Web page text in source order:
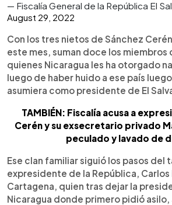
— Fiscalía General de la República El
August 29, 2022
Con los tres nietos de Sánchez
este mes, suman doce los miembros
quienes Nicaragua les ha otorgado
luego de haber huido a ese país
asumiera como presidente de El
TAMBIÉN: Fiscalía acusa a
Cerén y su exsecretario privado
peculado y lavado de
Ese clan familiar siguió los pasos del
expresidente de la República, Carlos
Cartagena, quien tras dejar la
Nicaragua donde primero pidió